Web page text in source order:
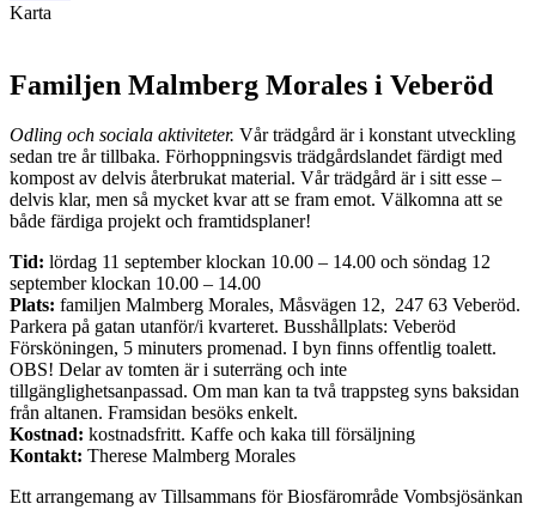
Karta
Familjen Malmberg Morales i Veberöd
Odling och sociala aktiviteter. Vår trädgård är i konstant utveckling
sedan tre år tillbaka. Förhoppningsvis trädgårdslandet färdigt med
kompost av delvis återbrukat material. Vår trädgård är i sitt esse –
delvis klar, men så mycket kvar att se fram emot. Välkomna att se
både färdiga projekt och framtidsplaner!
Tid: lördag 11 september klockan 10.00 – 14.00 och söndag 12
september klockan 10.00 – 14.00
Plats: familjen Malmberg Morales, Måsvägen 12, 247 63 Veberöd.
Parkera på gatan utanför/i kvarteret. Busshållplats: Veberöd
Försköningen, 5 minuters promenad. I byn finns offentlig toalett.
OBS! Delar av tomten är i suterräng och inte
tillgänglighetsanpassad. Om man kan ta två trappsteg syns baksidan
från altanen. Framsidan besöks enkelt.
Kostnad: kostnadsfritt. Kaffe och kaka till försäljning
Kontakt: Therese Malmberg Morales
Ett arrangemang av Tillsammans för Biosfärområde Vombsjösänkan